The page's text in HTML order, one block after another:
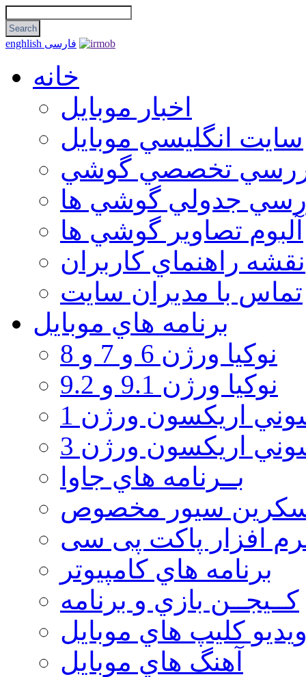
enghlish فارسی
خانه
اخبار موبایل
سايت انگليسي موبايل
تخصصي گوشي
جدولي گوشي ها
آلبوم تصاوير گوشي ها
نقشه راهنماي كاربران
تماس با مديران سايت
برنامه هاي موبايل
نوکیا ورژن 6 و 7 و 8
نوکیا ورژن 9.1 و 9.2
اريكسون ورژن 1
اريكسون ورژن 3
بــرنامه هاي جاوا
سيور مخصوص
افزار پاکت پی سی
برنامه هاي كامپيوتر
كــيجــن بازي و برنامه
كليپ هاي موبايل
آهنگ هاي موبايل